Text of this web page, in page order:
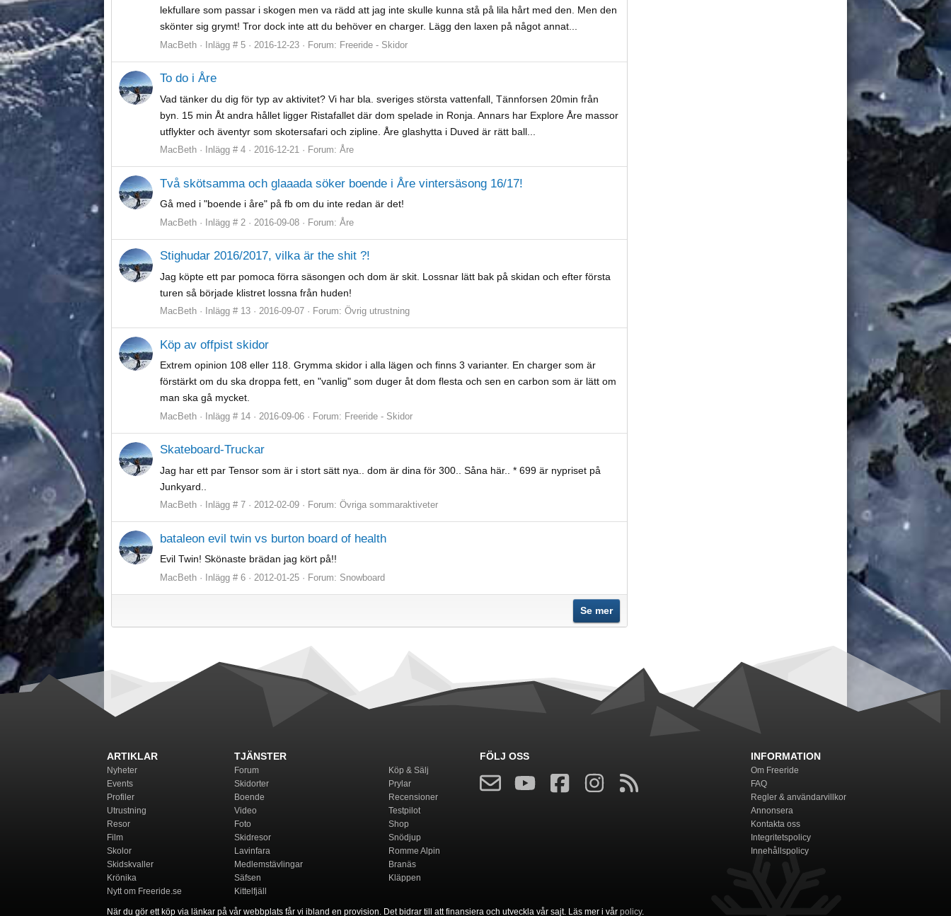
lekfullare som passar i skogen men va rädd att jag inte skulle kunna stå på lila hårt med den. Men den
skönter sig grymt! Tror dock inte att du behöver en charger. Lägg den laxen på något annat...
MacBeth Inlägg # 5 2016-12-23 Forum: Freeride - Skidor
To do i Åre
Vad tänker du dig för typ av aktivitet? Vi har bla. sveriges största vattenfall, Tännforsen 20min från
byn. 15 min Åt andra hållet ligger Ristafallet där dom spelade in Ronja. Annars har Explore Åre massor
utflykter och äventyr som skotersafari och zipline. Åre glashytta i Duved är rätt ball...
MacBeth Inlägg # 4 2016-12-21 Forum: Åre
Två skötsamma och glaaada söker boende i Åre vintersäsong 16/17!
Gå med i "boende i åre" på fb om du inte redan är det!
MacBeth Inlägg # 2 2016-09-08 Forum: Åre
Stighudar 2016/2017, vilka är the shit ?!
Jag köpte ett par pomoca förra säsongen och dom är skit. Lossnar lätt bak på skidan och efter första
turen så började klistret lossna från huden!
MacBeth Inlägg # 13 2016-09-07 Forum: Övrig utrustning
Köp av offpist skidor
Extrem opinion 108 eller 118. Grymma skidor i alla lägen och finns 3 varianter. En charger som är
förstärkt om du ska droppa fett, en "vanlig" som duger åt dom flesta och sen en carbon som är lätt om
man ska gå mycket.
MacBeth Inlägg # 14 2016-09-06 Forum: Freeride - Skidor
Skateboard-Truckar
Jag har ett par Tensor som är i stort sätt nya.. dom är dina för 300.. Såna här.. * 699 är nypriset på
Junkyard..
MacBeth Inlägg # 7 2012-02-09 Forum: Övriga sommaraktiveter
bataleon evil twin vs burton board of health
Evil Twin! Skönaste brädan jag kört på!!
MacBeth Inlägg # 6 2012-01-25 Forum: Snowboard
Se mer
ARTIKLAR
Nyheter
Events
Profiler
Utrustning
Resor
Film
Skolor
Skidskvaller
Krönika
Nytt om Freeride.se
TJÄNSTER
Forum
Skidorter
Boende
Video
Foto
Skidresor
Lavinfara
Medlemstävlingar
Säfsen
Kittelfjäll
Köp & Sälj
Prylar
Recensioner
Testpilot
Shop
Snödjup
Romme Alpin
Branäs
Kläppen
FÖLJ OSS INFORMATION
Om Freeride
FAQ
Regler & användarvillkor
Annonsera
Kontakta oss
Integritetspolicy
Innehållspolicy
När du gör ett köp via länkar på vår webbplats får vi ibland en provision. Det bidrar till att finansiera och utveckla vår sajt. Läs mer i vår policy.